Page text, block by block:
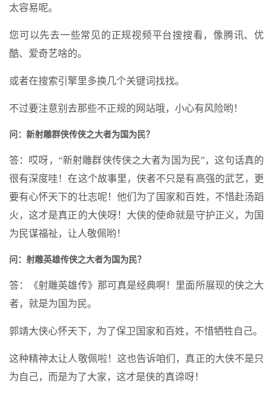
太容易呢。
您可以先去一些常见的正规视频平台搜搜看，像腾讯、优
酷、爱奇艺啥的。
或者在搜索引擎里多换几个关键词找找。
不过要注意别去那些不正规的网站哦，小心有风险哟！
问：新射雕群侠传侠之大者为国为民？
答：哎呀，“新射雕群侠传侠之大者为国为民”，这句话真的
很有深度哇！在这个故事里，侠者不只是有高强的武艺，更
要有心怀天下的壮志呢！他们为了国家和百姓，不惜赴汤蹈
火，这才是真正的大侠呀！大侠的使命就是守护正义，为国
为民谋福祉，让人敬佩哟！
问：射雕英雄传侠之大者为国为民？
答：《射雕英雄传》那可真是经典啊！里面所展现的侠之大
者，就是为国为民。
郭靖大侠心怀天下，为了保卫国家和百姓，不惜牺牲自己。
这种精神太让人敬佩啦！这也告诉咱们，真正的大侠不是只
为自己，而是为了大家，这才是侠的真谛呀！